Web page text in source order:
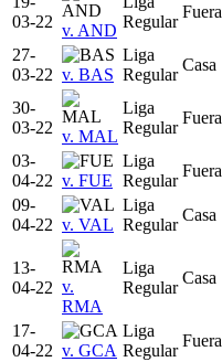
03-22 v. AND Regular
Fuera
27-
03-22 v. BAS
Liga
Regular
Casa
30-
03-22 v. MAL
Liga
Regular
Fuera
03-
04-22 v. FUE
Liga
Regular
Fuera
09-
04-22 v. VAL
Liga
Regular
Casa
13-
04-22 v.
RMA
Liga
Regular
Casa
17-
04-22 v. GCA
Liga
Regular
Fuera